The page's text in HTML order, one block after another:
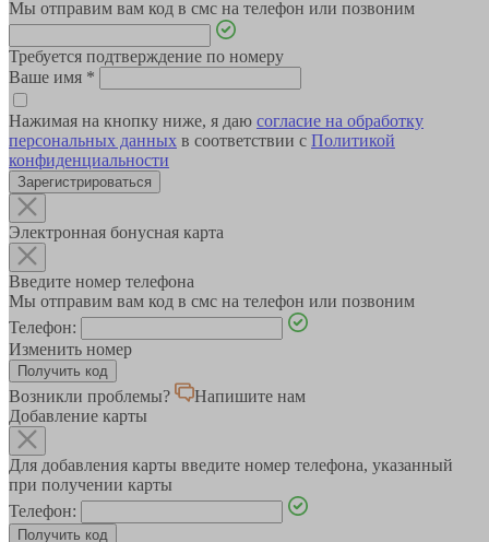
Мы отправим вам код в смс на телефон или позвоним
Требуется подтверждение по номеру
Ваше имя *
Нажимая на кнопку ниже, я даю согласие на обработку
персональных данных в соответствии с Политикой
конфиденциальности
Зарегистрироваться
Электронная бонусная карта
Введите номер телефона
Мы отправим вам код в смс на телефон или позвоним
Телефон:
Изменить номер
Возникли проблемы?
Напишите нам
Добавление карты
Для добавления карты введите номер телефона, указанный
при получении карты
Телефон: